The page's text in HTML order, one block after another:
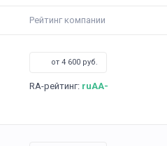
Рейтинг компании
от 4 600 руб.
RA-рейтинг: ruAA-